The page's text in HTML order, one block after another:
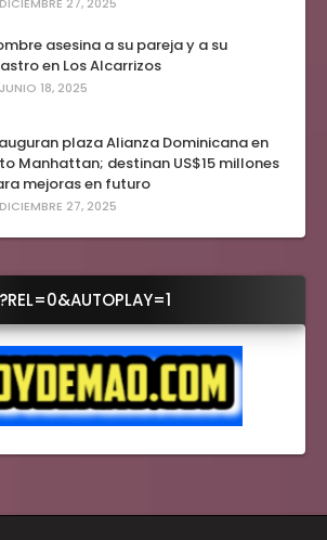
asesina a su pareja y a su
en Los Alcarrizos
JUNIO 18, 2025
plaza Alianza Dominicana en
Manhattan; destinan US$15 millones
mejoras en futuro
DICIEMBRE 27, 2025
?REL=0&AUTOPLAY=1